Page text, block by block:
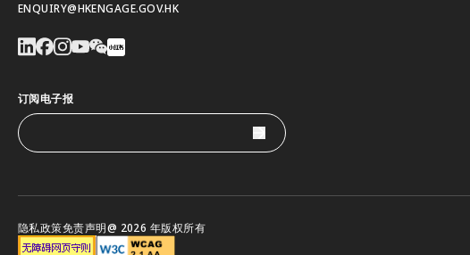
ENQUIRY@HKENGAGE.GOV.HK
订阅电子报
隐私政策免责声明@ 2026 年版权所有